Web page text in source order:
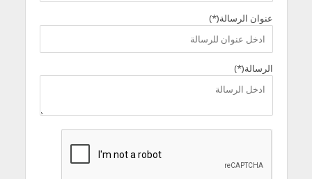
عنوان الرسالة(*)
الرسالة(*)